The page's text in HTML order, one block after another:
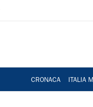
CRONACA ITALIA